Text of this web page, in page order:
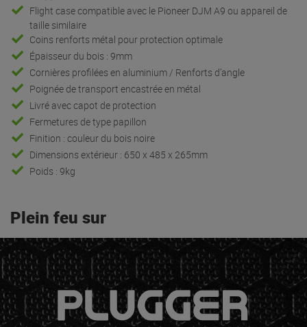
Flight case compatible avec le Pioneer DJM A9 ou appareil de
taille similaire
Coins renforts métal pour protection optimale
Épaisseur du bois : 9mm
Cornières profilées en aluminium / Renforts d’angle
Poignée de transport encastrée en métal
Livré avec capot de protection
Fermetures de type papillon
Finition : couleur du bois noire
Dimensions extérieur : 650 x 485 x 265mm
Poids : 9kg
Plein feu sur